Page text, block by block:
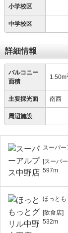
小学校区
中学校区
詳細情報
バルコニー
面積
1.50m
主要採光面 南西
周辺施設
スーパ
[スーパ
597m
ほっとも
[飲食店]
532m